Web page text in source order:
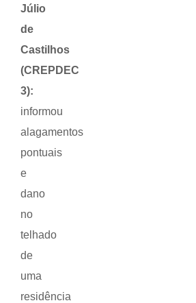
Júlio
de
Castilhos
(CREPDEC
3):
informou
alagamentos
pontuais
e
dano
no
telhado
de
uma
residência